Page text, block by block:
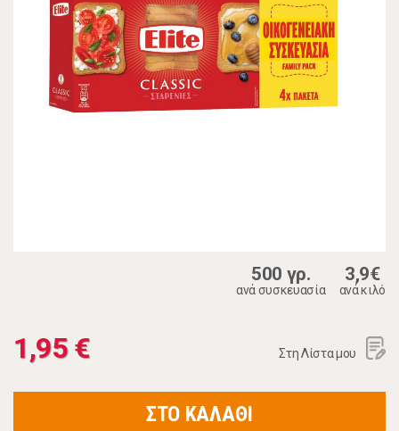
500 γρ.
ανά συσκευασία
3,9€
ανά κιλό
1,95 € Στη Λίστα μου
ΣΤΟ ΚΑΛΑΘΙ